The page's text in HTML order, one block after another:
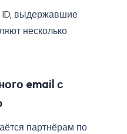
выдержавшие
несколько
email с
партнёрам по